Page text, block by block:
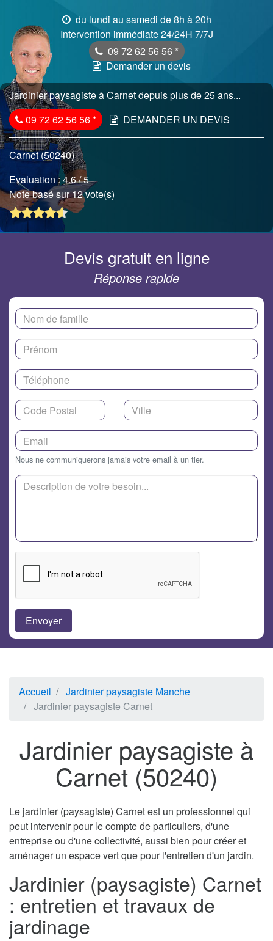
du lundi au samedi de 8h à 20h
Intervention immédiate 24/24H 7/7J
09 72 62 56 56 *
Demander un devis
Jardinier paysagiste à Carnet depuis plus de 25 ans...
09 72 62 56 56* DEMANDER UN DEVIS
Carnet (50240)
Evaluation :4.6/ 5
Note basé sur 12 vote(s)
Devis gratuit en ligne
Réponse rapide
Nous ne communiquerons jamais votre email à un tier.
Accueil
Jardinier paysagiste Manche
Jardinier paysagiste Carnet
Jardinier paysagiste à
Carnet (50240)
Le jardinier (paysagiste) Carnet est un professionnel qui
peut intervenir pour le compte de particuliers, d'une
entreprise ou d'une collectivité, aussi bien pour créer et
aménager un espace vert que pour l'entretien d'un jardin.
Jardinier (paysagiste) Carnet
: entretien et travaux de
jardinage